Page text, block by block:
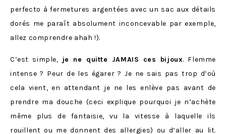
perfecto à fermetures argentées avec un sac aux détails
dorés me paraît absolument inconcevable par exemple,
allez comprendre ahah !).
C’est simple, je ne quitte JAMAIS ces bijoux. Flemme
intense ? Peur de les égarer ? Je ne sais pas trop d’où
cela vient, en attendant je ne les enlève pas avant de
prendre ma douche (ceci explique pourquoi je n’achète
même plus de fantaisie, vu la vitesse à laquelle ils
rouillent ou me donnent des allergies) ou d’aller au lit.